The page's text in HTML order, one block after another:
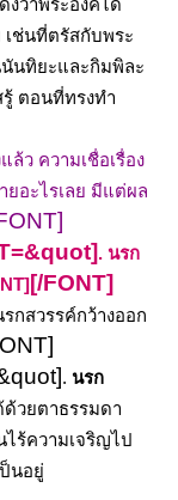
ว่าพระองค์ได้
เช่นที่ตรัสกับพระ
นทิยะและกิมพิละ
ตอนที่ทรงทำ
ว ความเชื่อเรื่อง
ยอะไรเลย มีแต่ผล
. นรก
[/FONT]
กสวรรค์กว้างออก
.นรก
วยตาธรรมดา
ร้ความเจริญไป
นอยู่